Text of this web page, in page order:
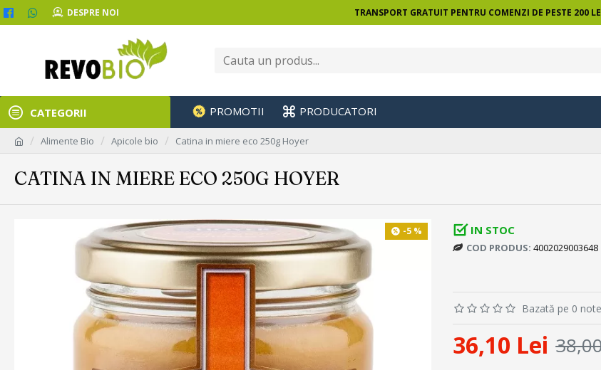
DESPRE NOI TRANSPORT GRATUIT PENTRU COMENZI DE PESTE 200
CATEGORII PROMOTII PRODUCATORI
Alimente Bio Apicole bio Catina in miere eco 250g Hoyer
CATINA IN MIERE ECO 250G HOYER
-5 % IN STOC
COD PRODUS: 4002029003648
Bazată pe 0
36,10 Lei